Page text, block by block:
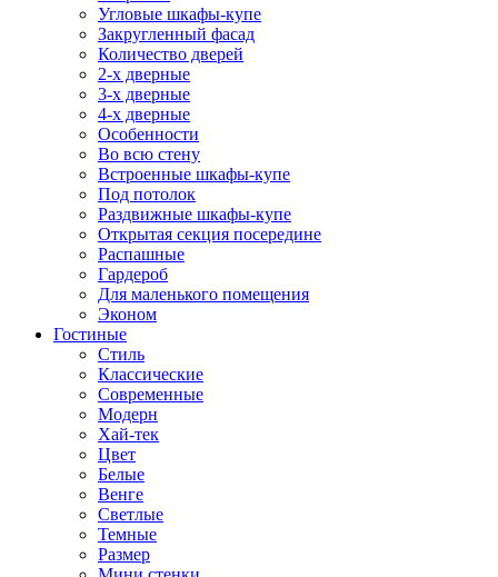
Угловые шкафы-купе
Закругленный фасад
Количество дверей
2-х дверные
3-х дверные
4-х дверные
Особенности
Во всю стену
Встроенные шкафы-купе
Под потолок
Раздвижные шкафы-купе
Открытая секция посередине
Распашные
Гардероб
Для маленького помещения
Эконом
Гостиные
Стиль
Классические
Современные
Модерн
Хай-тек
Цвет
Белые
Венге
Светлые
Темные
Размер